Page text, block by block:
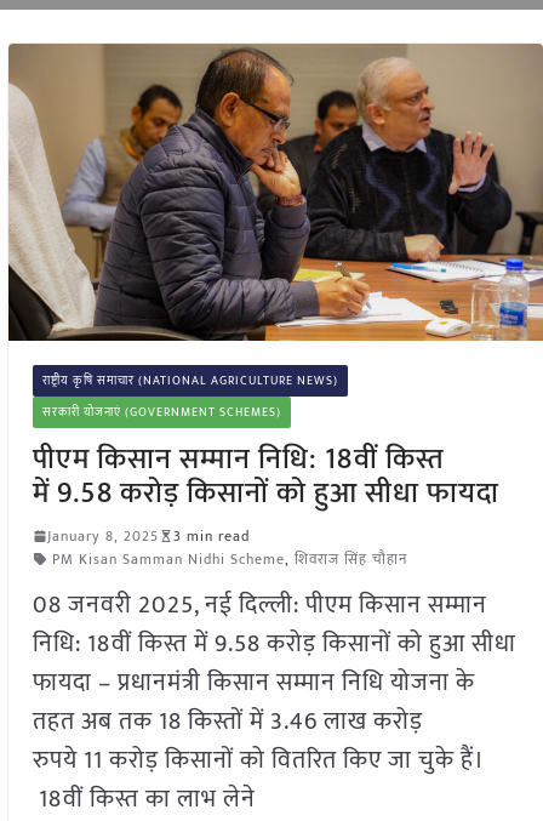
राष्ट्रीय कृषि समाचार (NATIONAL AGRICULTURE NEWS)
सरकारी योजनाएं (GOVERNMENT SCHEMES)
पीएम किसान सम्मान निधि: 18वीं किस्त
में 9.58 करोड़ किसानों को हुआ सीधा फायदा
January 8, 2025
3 min read
PM Kisan Samman Nidhi Scheme, शिवराज सिंह चौहान
08 जनवरी 2025, नई दिल्ली: पीएम किसान सम्मान
निधि: 18वीं किस्त में 9.58 करोड़ किसानों को हुआ सीधा
फायदा – प्रधानमंत्री किसान सम्मान निधि योजना के
तहत अब तक 18 किस्तों में 3.46 लाख करोड़
रुपये 11 करोड़ किसानों को वितरित किए जा चुके हैं।
18वीं किस्त का लाभ लेने